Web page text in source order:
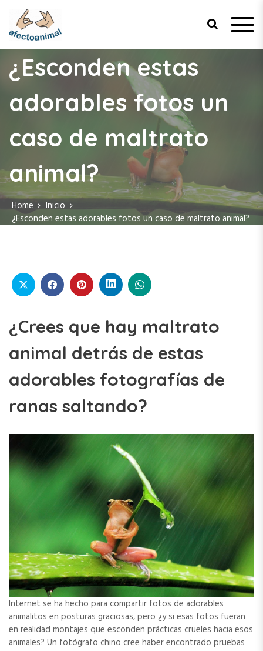
Afecto Animal
Tu sitio de confianza para el
bienestar de tus mascotas.
¿Esconden estas
adorables fotos un
caso de maltrato
animal?
Home
Inicio
¿Esconden estas adorables fotos un caso de maltrato animal?
¿Crees que hay maltrato
animal detrás de estas
adorables fotografías de
ranas saltando?
Internet se ha hecho para compartir fotos de adorables
animalitos en posturas graciosas, pero ¿y si esas fotos fueran
en realidad montajes que esconden prácticas crueles hacia esos
animales? Un fotógrafo chino cree haber encontrado pruebas